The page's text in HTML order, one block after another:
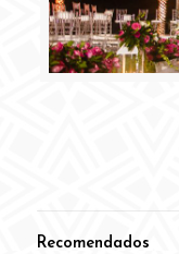
Recomendados